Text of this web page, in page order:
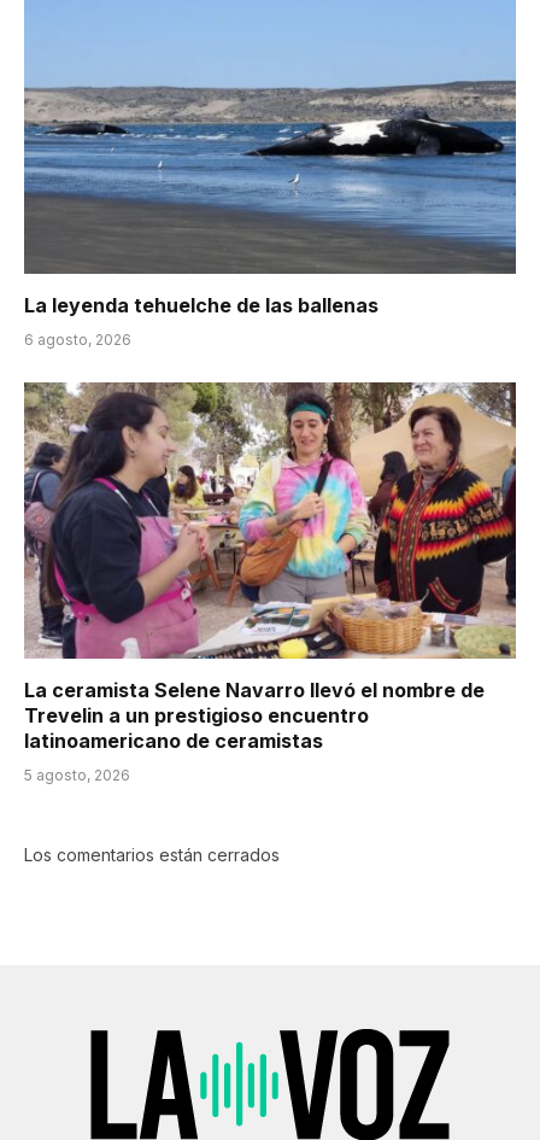
La leyenda tehuelche de las ballenas
6 agosto, 2026
La ceramista Selene Navarro llevó el nombre de
Trevelin a un prestigioso encuentro
latinoamericano de ceramistas
5 agosto, 2026
Los comentarios están cerrados